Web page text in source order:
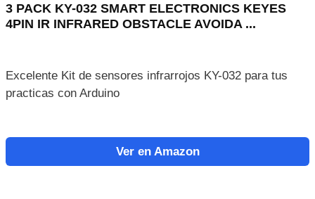
3 PACK KY-032 SMART ELECTRONICS KEYES
4PIN IR INFRARED OBSTACLE AVOIDA ...
Excelente Kit de sensores infrarrojos KY-032 para tus
practicas con Arduino
Ver en Amazon